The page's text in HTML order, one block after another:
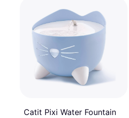
Catit Pixi Water Fountain